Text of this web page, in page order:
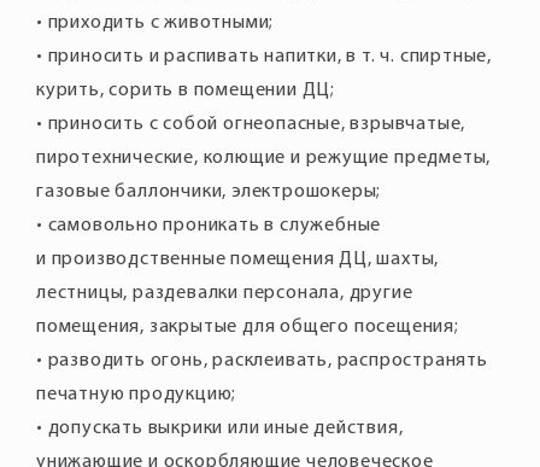
• приходить с животными;
• приносить и распивать напитки, в т. ч. спиртные,
курить, сорить в помещении ДЦ;
• приносить с собой огнеопасные, взрывчатые,
пиротехнические, колющие и режущие предметы,
газовые баллончики, электрошокеры;
• самовольно проникать в служебные
и производственные помещения ДЦ, шахты,
лестницы, раздевалки персонала, другие
помещения, закрытые для общего посещения;
• разводить огонь, расклеивать, распространять
печатную продукцию;
• допускать выкрики или иные действия,
унижающие и оскорбляющие человеческое